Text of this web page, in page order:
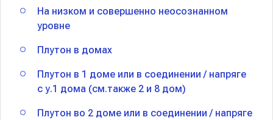
На низком и совершенно неосознанном
уровне
Плутон в домах
Плутон в 1 доме или в соединении / напряге
с у.1 дома (см.также 2 и 8 дом)
Плутон во 2 доме или в соединении / напряге